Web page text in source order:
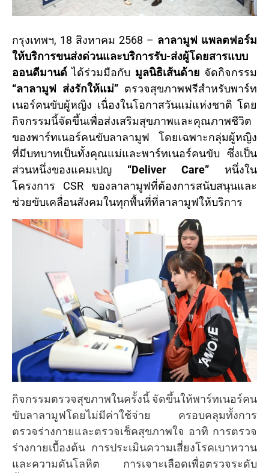
กรุงเทพฯ, 18 สิงหาคม 2568 – ลาลามูฟ แพลตฟอร์ม
ให้บริการขนส่งด่วนและบริการรับ-ส่งผู้โดยสารแบบ
ออนดีมานด์ ได้ร่วมมือกับ มูลนิธิเส้นด้าย จัดกิจกรรม
“ลาลามูฟ ส่งรักให้แม่” ตรวจสุขภาพฟรีสำหรับพาร์ท
เนอร์คนขับผู้หญิง เนื่องในโอกาสวันแม่แห่งชาติ โดย
กิจกรรมนี้จัดขึ้นเพื่อส่งเสริมสุขภาพและคุณภาพชีวิต
ของพาร์ทเนอร์คนขับลาลามูฟ โดยเฉพาะกลุ่มผู้หญิง
ที่มีบทบาทเป็นทั้งคุณแม่และพาร์ทเนอร์คนขับ ซึ่งเป็น
ส่วนหนึ่งของแคมเปญ “Deliver Care” หนึ่งใน
โครงการ CSR ของลาลามูฟที่ต้องการสนับสนุนและ
ช่วยขับเคลื่อนสังคมในทุกพื้นที่ที่ลาลามูฟให้บริการ
กิจกรรมตรวจสุขภาพในครั้งนี้ จัดขึ้นให้พาร์ทเนอร์คน
ขับลาลามูฟโดยไม่มีค่าใช้จ่าย ครอบคลุมทั้งการ
ตรวจร่างกายและตรวจเช็คสุขภาพใจ อาทิ การตรวจ
ร่างกายเบื้องต้น การประเมินความเสี่ยงโรคเบาหวาน
และความดันโลหิต การเจาะเลือดเพื่อตรวจระดับ